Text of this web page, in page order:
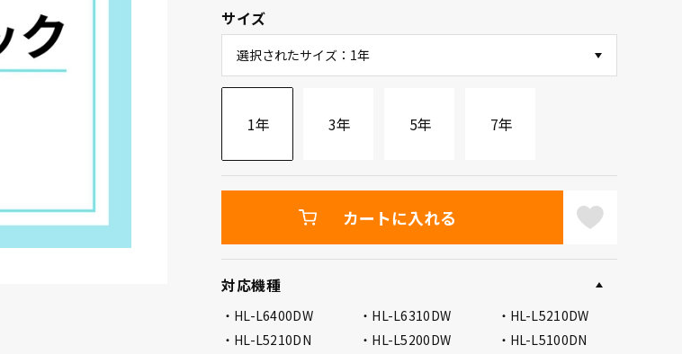
対応機種
HL-L6400DW HL-L6310DW
HL-L5210DW
HL-L5210DN
HL-L5200DW
HL-L5100DN
サイズ
選択されたサイズ：1年
1年 3年 5年 7年
カートに入れる